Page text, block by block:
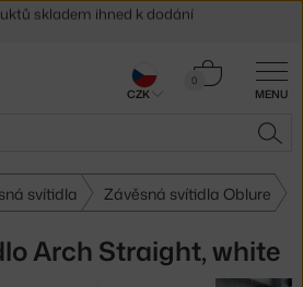
MENU
0
Košík
svítidla Závěsná svítidla Oblure
Arch Straight, white
na vrácení zboží
CZK